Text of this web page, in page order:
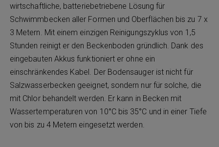
wirtschaftliche, batteriebetriebene Lösung für
Schwimmbecken aller Formen und Oberflächen bis zu 7 x
3 Metern. Mit einem einzigen Reinigungszyklus von 1,5
Stunden reinigt er den Beckenboden gründlich. Dank des
eingebauten Akkus funktioniert er ohne ein
einschränkendes Kabel. Der Bodensauger ist nicht für
Salzwasserbecken geeignet, sondern nur für solche, die
mit Chlor behandelt werden. Er kann in Becken mit
Wassertemperaturen von 10°C bis 35°C und in einer Tiefe
von bis zu 4 Metern eingesetzt werden.